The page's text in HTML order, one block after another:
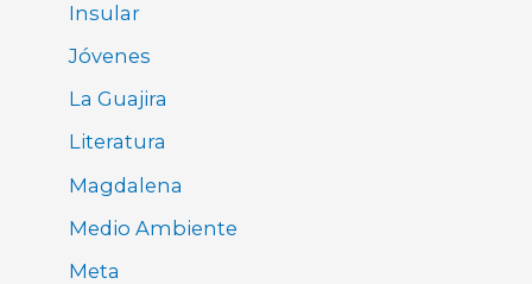
Insular
Jóvenes
La Guajira
Literatura
Magdalena
Medio Ambiente
Meta